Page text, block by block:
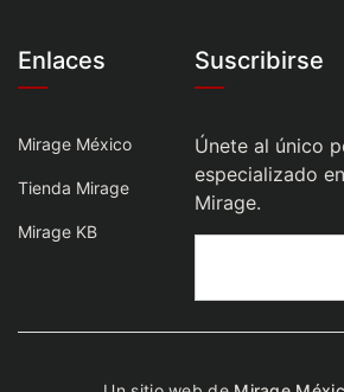
Enlaces
Mirage México
Tienda Mirage
Mirage KB
Suscribirse
Únete al único
especializado
Mirage.